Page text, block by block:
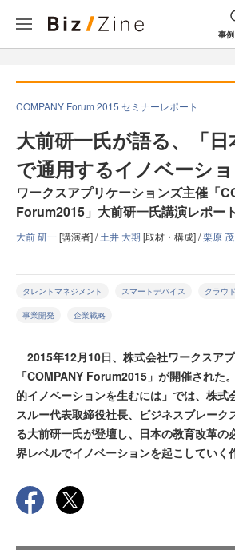
事
COMPANY Forum 2015 セミナーレポート
大前研一氏が語る、「
で通用するイノベーシ
ワークスアプリケーションズ主催「
Forum2015」大前研一氏講演レポート
大前 研一[講演者] /土井 大期 [取材・構成] /栗原
タレントマネジメント スマートデバイス クラウ
事業開発 企業戦略
2015年12月10日、株式会社ワークスア
「COMPANY Forum2015」が開催された
的イノベーションを生むには」では、株式
スルー代表取締役社長、ビジネスブレーク
る大前研一氏が登壇し、日本の教育改革の
界レベルでイノベーションを起こしていく